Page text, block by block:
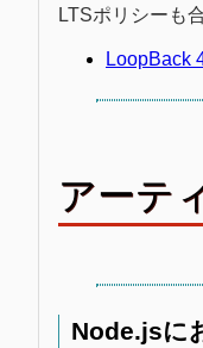
LTSポリシーも
LoopBack
アーテ
Node.jsに